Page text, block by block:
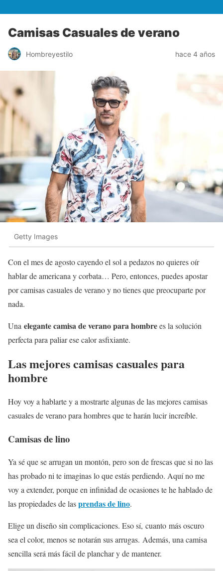
Camisas Casuales de verano
Hombreyestilo hace 4 años
Getty Images
Con el mes de agosto cayendo el sol a pedazos no quieres oír
hablar de americana y corbata… Pero, entonces, puedes apostar
por camisas casuales de verano y no tienes que preocuparte por
nada.
Una elegante camisa de verano para hombrees la solución
perfecta para paliar ese calor asfixiante.
Las mejores camisas casuales para
hombre
Hoy voy a hablarte y a mostrarte algunas de las mejores camisas
casuales de verano para hombres que te harán lucir increíble.
Camisas de lino
Ya sé que se arrugan un montón, pero son de frescas que si no las
has probado ni te imaginas lo que estás perdiendo. Aquí no me
voy a extender, porque en infinidad de ocasiones te he hablado de
las propiedades de lasprendas de lino.
Elige un diseño sin complicaciones. Eso sí, cuanto más oscuro
sea el color, menos se notarán sus arrugas. Además, una camisa
sencilla será más fácil de planchar y de mantener.